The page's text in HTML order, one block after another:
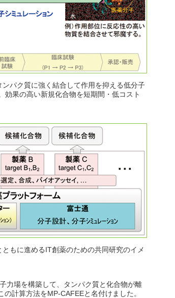
パク質に強く結合して作用を抑える低分子
効果の高い新規化合物を短期間・低コスト
もに進めるIT創薬のための共同研究のイメ
力場を構築して、タンパク質と化合物が離
計算方法をMP-CAFEEと名付けました。